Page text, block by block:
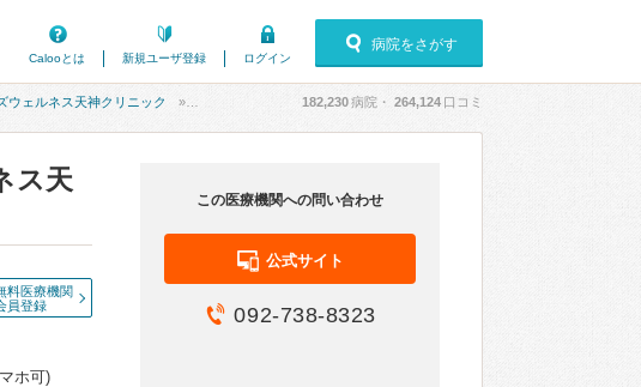
Calooとは
新規ユーザ登録 ログイン
病院をさがす
ウェルネス天神クリニック 182,230病院・ 264,124 口コミ
ス天
料医療機関
員登録
ホ可)
この医療機関への問い合わせ
公式サイト
092-738-8323